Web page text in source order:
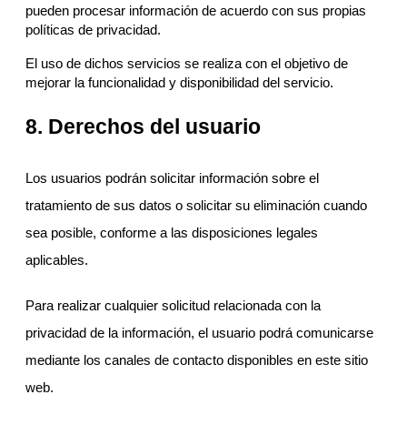
pueden procesar información de acuerdo con sus propias
políticas de privacidad.
El uso de dichos servicios se realiza con el objetivo de
mejorar la funcionalidad y disponibilidad del servicio.
8. Derechos del usuario
Los usuarios podrán solicitar información sobre el
tratamiento de sus datos o solicitar su eliminación cuando
sea posible, conforme a las disposiciones legales
aplicables.
Para realizar cualquier solicitud relacionada con la
privacidad de la información, el usuario podrá comunicarse
mediante los canales de contacto disponibles en este sitio
web.